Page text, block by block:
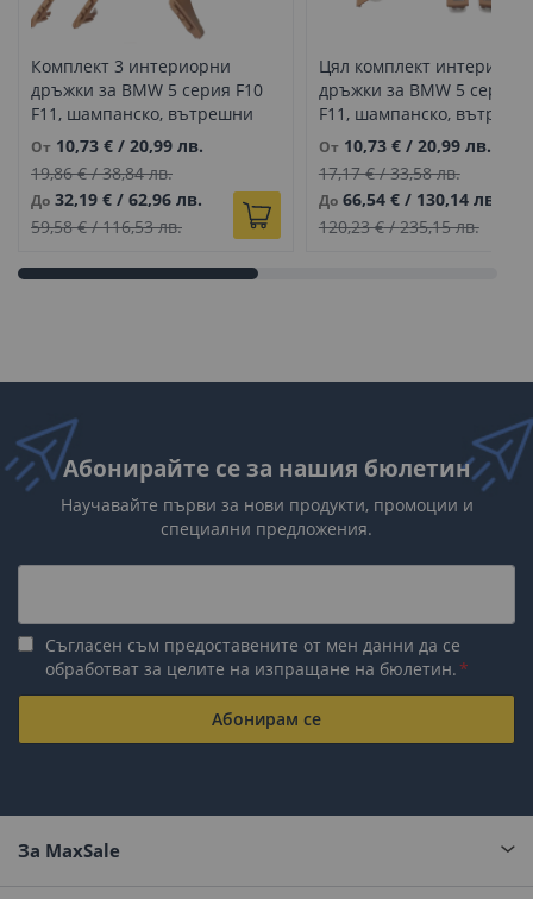
Комплект 3 интериорни
дръжки за BMW 5 серия F10
F11, шампанско, вътрешни
части
От 10,73 € / 20,99 лв.
19,86 €/38,84 лв.
До 32,19 € / 62,96 лв.
59,58 €/116,53 лв.
Цял комплект
дръжки за BMW 5 серия
F11, шампанско,
части
От 10,73 €/ 20,99 лв.
17,17 €/33,58 лв.
До 66,54 €/ 130,14 лв.
120,23 €/235,15 лв.
Абонирайте се за нашия бюлетин
Научавайте първи за нови продукти, промоции и
специални предложения.
Съгласен съм предоставените от мен данни да се
обработват за целите на изпращане на бюлетин.
Абонирам се
За MaxSale